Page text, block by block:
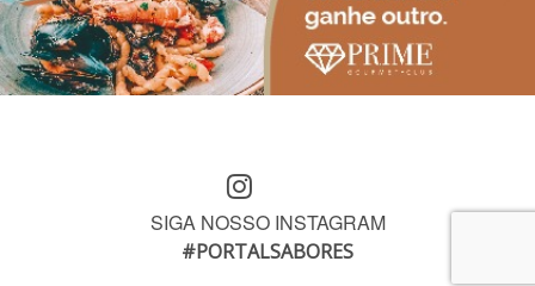
SIGA NOSSO INSTAGRAM
#PORTALSABORES